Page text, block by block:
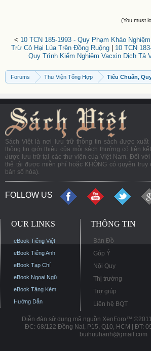
(You must
< 10 TCN 185-1993 - Quy Phạm Khảo
Trừ Cỏ Hại Lúa Trên Đồng Ruộng
10 TCN
Quy Trình Kiểm Nghiệm Vacxin Dịch Tả
Forums Thư Viện Tổng Hợp Tiêu Chuẩn,
Sách Việt là nơi lưu trữ thông tin sách được xuất
thông tin giới thiệu của mỗi sách thường có liên
được lưu trữ tại các thư viện của Việt Nam. Đối
thể tải được miễn phí hoặc KHÔNG có quyền truy
bản số hóa).
FOLLOW US
OUR LINKS
eBook Tiếng Việt
eBook Tiếng Anh
eBook Tạp Chí
eBook Ngoại Ngữ
eBook Tặng Kèm
Hướng Dẫn
THÔNG TIN
Bản Đồ
Góp Ý
Nội Quy
Thị trường
Trợ giúp
Liên hệ BQT
Diễn đàn sử dụng mã nguồn XenForo™
ĐC: 68/122 Đồng Nai, P15, Q10, HCM | ĐT:
buihuuhanh@gmail.com